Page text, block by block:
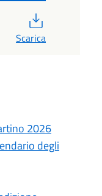
Scarica
2026
degli